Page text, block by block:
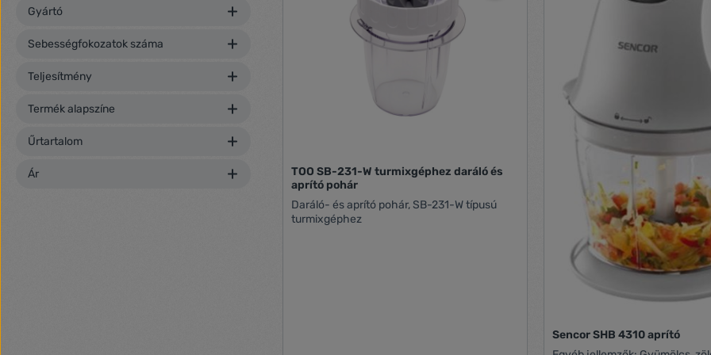
Gyártó
Sebességfokozatok száma
Teljesítmény
Termék alapszíne
Űrtartalom
Ár
TECHNIKAI INFORMÁCIÓK: Feszültség és
frekvencia: 220-240 V, 50/60 Hz
Teljesítményfelvétel: 800 W Zajszint: 79 dB
Méret: 230 x 185 x 170 mm
HÁZISZÓSZÓK Készítse el saját házi
"kézműves" szószait, legyen
vagy akár egy tatármártás.
és még bébiétel is pillanatok
elkészíthetők. Az esti filmhez
szószt készíthet. EGYSZERŰ
KARBANTARTÁS A Sencor aprító egyik
legnagyobb előnye az
karbantartás. Az aprító penge
könnyen szétszedhető és akár
mosogatógépben is elmosható.
HÁROMSZOROS VÉDELEM ÉS
KARBANTARTÁS A motor csak akkor indul el,
ha a készüléket megfelelően
Beépítésre került egy
kikapcsolás funkció is, amikor
fedelet vagy amikor a motor
garantálnak. És minden
TOO SB-231-W turmixgéphez daráló és
aprító pohár
Daráló- és aprító pohár, SB-231-W típusú
turmixgéphez
Sencor SHB 4310 aprító